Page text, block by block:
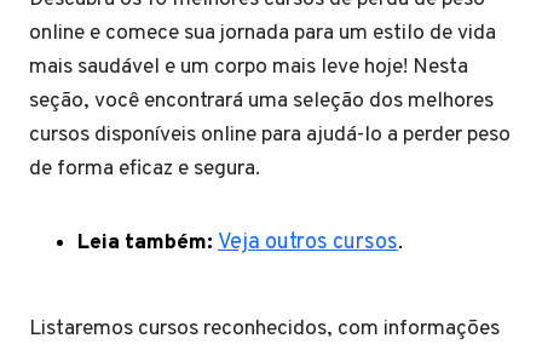
online e comece sua jornada para um estilo de vida
mais saudável e um corpo mais leve hoje! Nesta
seção, você encontrará uma seleção dos melhores
cursos disponíveis online para ajudá-lo a perder peso
de forma eficaz e segura.
Leia também: Veja outros cursos.
Listaremos cursos reconhecidos, com informações